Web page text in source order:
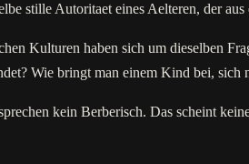
stille Autoritaet eines Aelteren, der
Kulturen haben sich um dieselben
Wie bringt man einem Kind bei, sich
kein Berberisch. Das scheint